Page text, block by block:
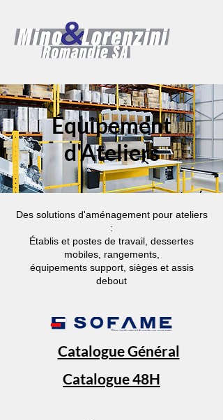
Équipement
d'Ateliers
Des solutions d'aménagement pour ateliers
:
Établis et postes de travail, dessertes
mobiles, rangements,
équipements support, sièges et assis
debout
Catalogue Général
Catalogue 48H